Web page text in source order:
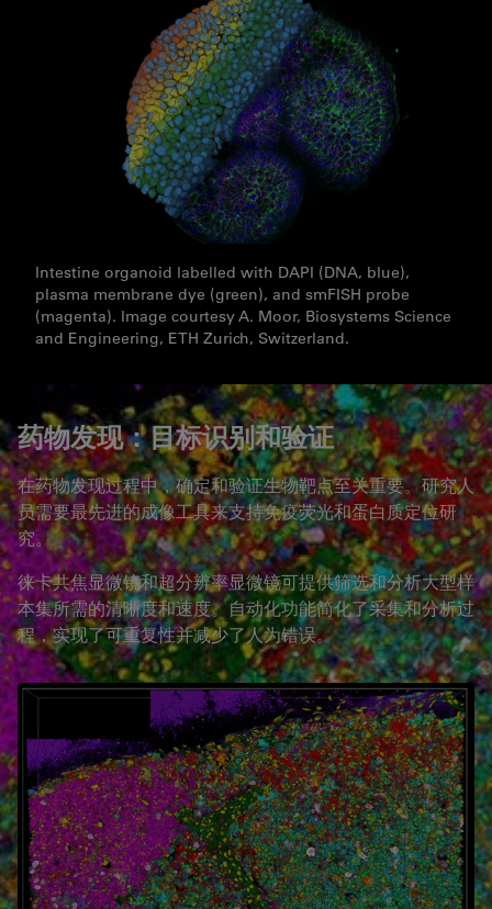
Intestine organoid labelled with DAPI (DNA, blue),
plasma membrane dye (green), and smFISH probe
(magenta). Image courtesy A. Moor, Biosystems Science
and Engineering, ETH Zurich, Switzerland.
药物发现：目标识别和验证
在药物发现过程中，确定和验证生物靶点至关重要。研究人
员需要最先进的成像工具来支持免疫荧光和蛋白质定位研
究。
徕卡共焦显微镜和超分辨率显微镜可提供筛选和分析大型样
本集所需的清晰度和速度。自动化功能简化了采集和分析过
程，实现了可重复性并减少了人为错误。